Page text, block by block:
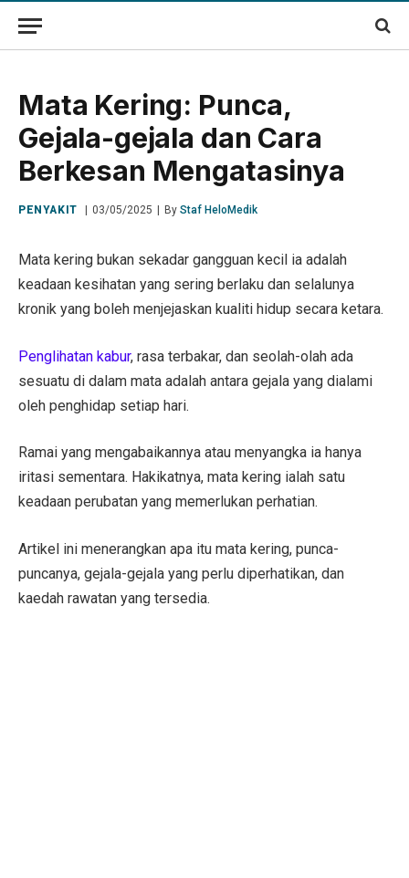
Mata Kering: Punca,
Gejala-gejala dan Cara
Berkesan Mengatasinya
PENYAKIT 03/05/2025 By Staf HeloMedik
Mata kering bukan sekadar gangguan kecil ia adalah
keadaan kesihatan yang sering berlaku dan selalunya
kronik yang boleh menjejaskan kualiti hidup secara ketara.
Penglihatan kabur, rasa terbakar, dan seolah-olah ada
sesuatu di dalam mata adalah antara gejala yang dialami
oleh penghidap setiap hari.
Ramai yang mengabaikannya atau menyangka ia hanya
iritasi sementara. Hakikatnya, mata kering ialah satu
keadaan perubatan yang memerlukan perhatian.
Artikel ini menerangkan apa itu mata kering, punca-
puncanya, gejala-gejala yang perlu diperhatikan, dan
kaedah rawatan yang tersedia.